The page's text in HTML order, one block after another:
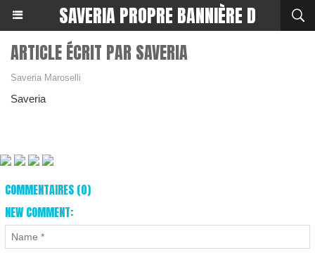
SAVERIA PROPRE BANNIÈRE D
ARTICLE ÉCRIT PAR SAVERIA
Saveria Maroselli
Saveria
COMMENTAIRES (0)
NEW COMMENT: